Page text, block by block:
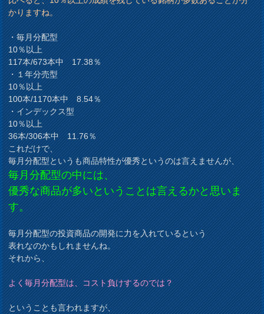
かりますね。
・毎月分配型
10％以上
117本/673本中 17.38％
・１年分売型
10％以上
100本/1170本中 8.54％
・インデックス型
10％以上
36本/306本中 11.76％
これだけで、
毎月分配型というも商品特性が優秀というのは言えませんが、
毎月分配型の中には、
優秀な商品が多いということは言えるかと思いま
す。
毎月分配型の投資商品の開発に力を入れているという
表れなのかもしれませんね。
それから、
よく毎月分配型は、コスト負けするのでは？
ということも言われますが、